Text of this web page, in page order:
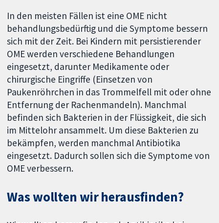
In den meisten Fällen ist eine OME nicht
behandlungsbedürftig und die Symptome bessern
sich mit der Zeit. Bei Kindern mit persistierender
OME werden verschiedene Behandlungen
eingesetzt, darunter Medikamente oder
chirurgische Eingriffe (Einsetzen von
Paukenröhrchen in das Trommelfell mit oder ohne
Entfernung der Rachenmandeln). Manchmal
befinden sich Bakterien in der Flüssigkeit, die sich
im Mittelohr ansammelt. Um diese Bakterien zu
bekämpfen, werden manchmal Antibiotika
eingesetzt. Dadurch sollen sich die Symptome von
OME verbessern.
Was wollten wir herausfinden?